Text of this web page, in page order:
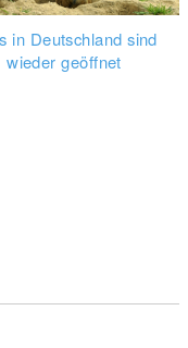
in Deutschland sind
wieder geöffnet